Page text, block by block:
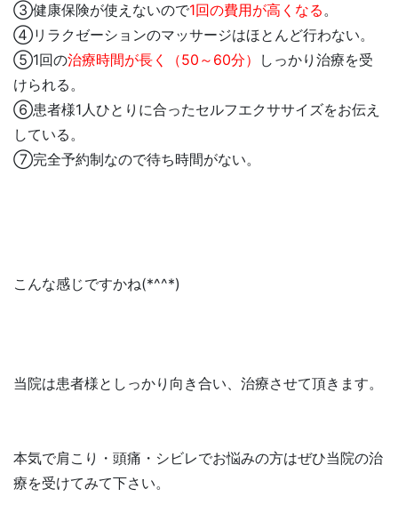
③健康保険が使えないので1回の費用が高くなる。
④リラクゼーションのマッサージはほとんど行わない。
⑤1回の治療時間が長く（50～60分）
しっかり治療を受
けられる。
⑥患者様1人ひとりに合ったセルフエクササイズをお伝え
している。
⑦完全予約制なので待ち時間がない。
こんな感じですかね(*^^*)
当院は患者様としっかり向き合い、治療させて頂きます。
本気で肩こり・頭痛・シビレでお悩みの方はぜひ当院の治
療を受けてみて下さい。